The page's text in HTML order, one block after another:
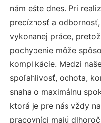
nám ešte dnes. Pri
precíznosť a
vykonanej práce,
pochybenie môže
komplikácie. Medzi
spoľahlivosť, ochota,
snaha o maximálnu
ktorá je pre nás vždy
pracovníci majú